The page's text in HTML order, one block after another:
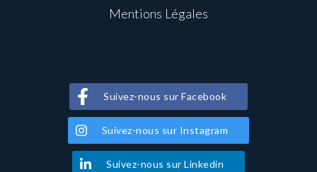
Mentions Légales
Suivez-nous sur Facebook
Suivez-nous sur Instagram
Suivez-nous sur Linkedin